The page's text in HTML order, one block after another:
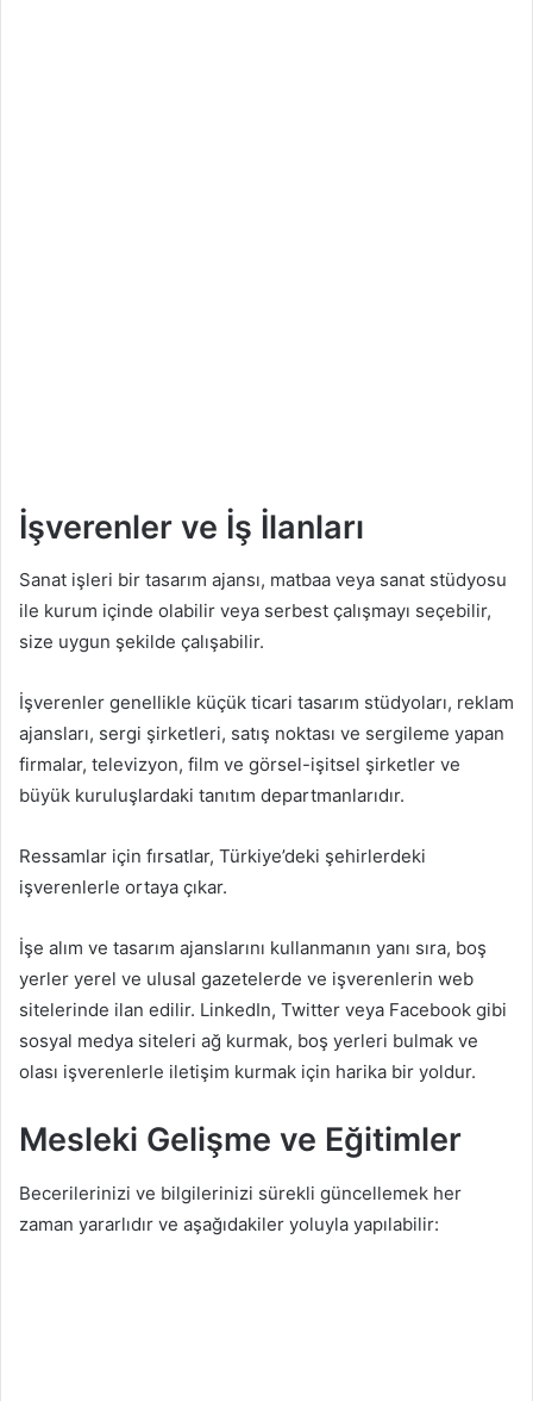
İşverenler ve İş İlanları
Sanat işleri bir tasarım ajansı, matbaa veya sanat stüdyosu
ile kurum içinde olabilir veya serbest çalışmayı seçebilir,
size uygun şekilde çalışabilir.
İşverenler genellikle küçük ticari tasarım stüdyoları, reklam
ajansları, sergi şirketleri, satış noktası ve sergileme yapan
firmalar, televizyon, film ve görsel-işitsel şirketler ve
büyük kuruluşlardaki tanıtım departmanlarıdır.
Ressamlar için fırsatlar, Türkiye’deki şehirlerdeki
işverenlerle ortaya çıkar.
İşe alım ve tasarım ajanslarını kullanmanın yanı sıra, boş
yerler yerel ve ulusal gazetelerde ve işverenlerin web
sitelerinde ilan edilir. LinkedIn, Twitter veya Facebook gibi
sosyal medya siteleri ağ kurmak, boş yerleri bulmak ve
olası işverenlerle iletişim kurmak için harika bir yoldur.
Mesleki Gelişme ve Eğitimler
Becerilerinizi ve bilgilerinizi sürekli güncellemek her
zaman yararlıdır ve aşağıdakiler yoluyla yapılabilir: